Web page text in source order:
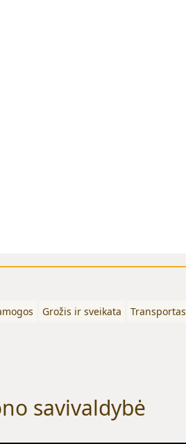
Grožis ir sveikata Transportas
savivaldybė